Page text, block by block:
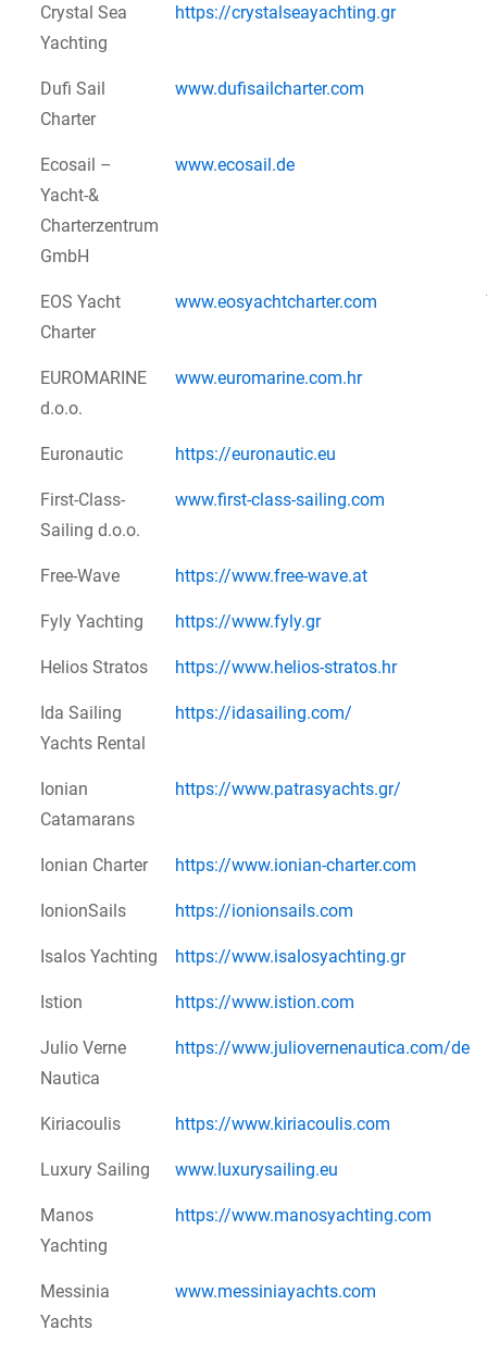
Crystal Sea
Yachting
https://crystalseayachting.gr
Dufi Sail
Charter
www.dufisailcharter.com
Ecosail –
Yacht-&
Charterzentrum
GmbH
www.ecosail.de
EOS Yacht
Charter
www.eosyachtcharter.com
EUROMARINE
d.o.o.
www.euromarine.com.hr
Euronautic https://euronautic.eu
First-Class-
Sailing d.o.o.
www.first-class-sailing.com
Free-Wave https://www.free-wave.at
Fyly Yachting https://www.fyly.gr
Helios Stratos https://www.helios-stratos.hr
Ida Sailing
Yachts Rental
https://idasailing.com/
Ionian
Catamarans
https://www.patrasyachts.gr/
Ionian Charter https://www.ionian-charter.com
IonionSails https://ionionsails.com
Isalos Yachting https://www.isalosyachting.gr
Istion https://www.istion.com
Julio Verne
Nautica
https://www.juliovernenautica.com/de
Kiriacoulis https://www.kiriacoulis.com
Luxury Sailing www.luxurysailing.eu
Manos
Yachting
https://www.manosyachting.com
Messinia
Yachts
www.messiniayachts.com